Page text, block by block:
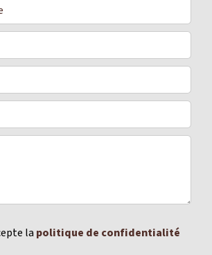
la politique de confidentialité